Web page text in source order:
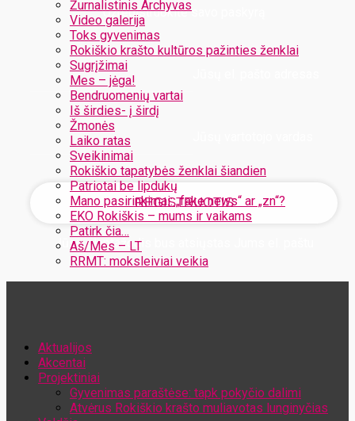
Žurnalistinis Archyvas
Video galerija
Toks gyvenimas
Rokiškio krašto kultūros pažinties ženklai
Sugrįžimai
Mes – jėga!
Bendruomenių vartai
Iš širdies- į širdį
Žmonės
Laiko ratas
Sveikinimai
Rokiškio tapatybės ženklai šiandien
Patriotai be lipdukų
Mano pasirinkimai: „fake news“ ar „zn“?
EKO Rokiškis – mums ir vaikams
Patirk čia…
Aš/Mes – LT
RRMT: moksleiviai veikia
Užregistruokite savo paskyrą
Jūsų slaptažodis bus atsiųstas Jums el. paštu
Aktualijos
Akcentai
Projektiniai
Gyvenimas paraštėse: tapk pokyčio dalimi
Atvėrus Rokiškio krašto muliavotas lunginyčias